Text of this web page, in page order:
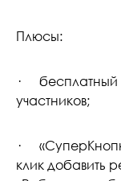
Плюсы:
· бесплатный
участников;
·
клик добавить